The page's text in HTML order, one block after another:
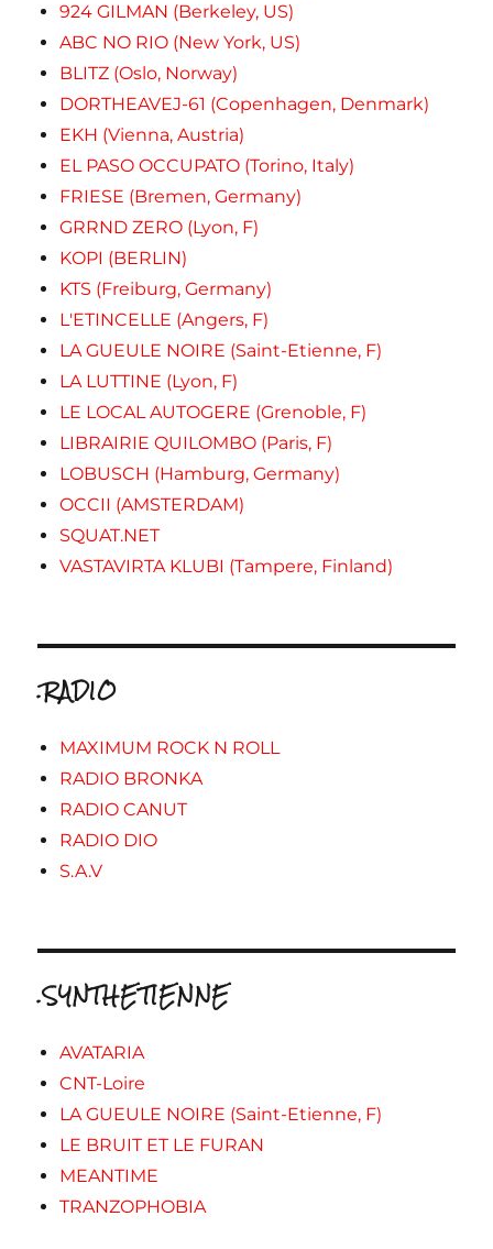
924 GILMAN (Berkeley, US)
ABC NO RIO (New York, US)
BLITZ (Oslo, Norway)
DORTHEAVEJ-61 (Copenhagen, Denmark)
EKH (Vienna, Austria)
EL PASO OCCUPATO (Torino, Italy)
FRIESE (Bremen, Germany)
GRRND ZERO (Lyon, F)
KOPI (BERLIN)
KTS (Freiburg, Germany)
L'ETINCELLE (Angers, F)
LA GUEULE NOIRE (Saint-Etienne, F)
LA LUTTINE (Lyon, F)
LE LOCAL AUTOGERE (Grenoble, F)
LIBRAIRIE QUILOMBO (Paris, F)
LOBUSCH (Hamburg, Germany)
OCCII (AMSTERDAM)
SQUAT.NET
VASTAVIRTA KLUBI (Tampere, Finland)
.RADIO
MAXIMUM ROCK N ROLL
RADIO BRONKA
RADIO CANUT
RADIO DIO
S.A.V
.SYNTHETIENNE
AVATARIA
CNT-Loire
LA GUEULE NOIRE (Saint-Etienne, F)
LE BRUIT ET LE FURAN
MEANTIME
TRANZOPHOBIA